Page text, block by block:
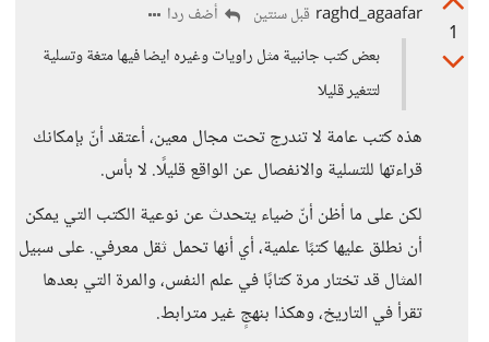
1
raghd_agaafar قبل سنتين
أضف ردا
بعض كتب جانبية مثل راويات وغيره ايضا فيها متغة وتسلية
لتتغير قليلا
هذه كتب عامة لا تندرج تحت مجال معين، أعتقد أنّ بإمكانك
قراءتها للتسلية والانفصال عن الواقع قليلًا. لا بأس.
لكن على ما أظن أنّ ضياء يتحدث عن نوعية الكتب التي يمكن
أن نطلق عليها كتبًا علمية، أي أنها تحمل ثقل معرفي. على سبيل
المثال قد تختار مرة كتابًا في علم النفس، والمرة التي بعدها
تقرأ في التاريخ، وهكذا بنهجٍ غير مترابط.